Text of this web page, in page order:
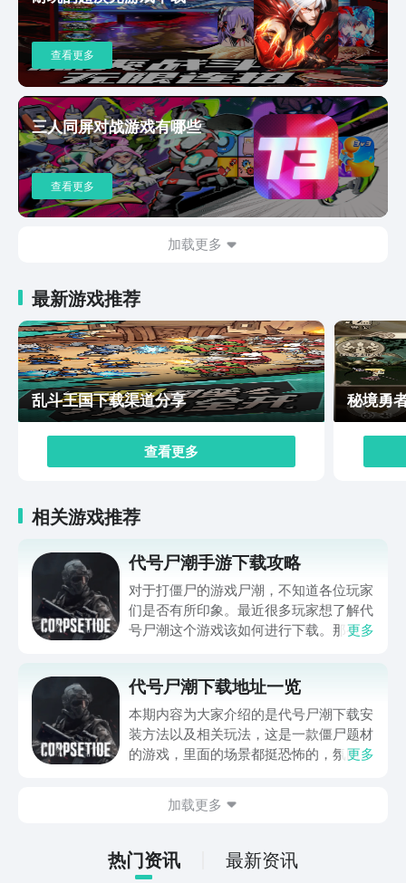
家们需要充分利用好各类的元素才能生存下去。游戏内的
枪械是很多的，玩家们可以根据各种枪械的枪线，手感，
准确度来进行评测，之后选择3样最适合自己的武器，一
把主武器，一把副武器和一件近战装备。上面这些便是关
于这款游戏的下载和游戏的简单介绍。目前这款游戏测预
约是有着相当不错的奖励的，玩家们在预约成功之后看到
预约的奖励信息，在游戏正式公测开始便可以进入到游戏
内领取奖励了。
查看更多
三人同屏对战游戏有哪些
查看更多
加载更多
最新游戏推荐
乱斗王国下载渠道分享
查看更多
秘境勇
相关游戏推荐
代号尸潮手游下载攻略
对于打僵尸的游戏尸潮，不知道各位玩家
们是否有所印象。最近很多玩家想了解代
号尸潮这个游戏该如何进行下载。那么今
载址地址，为各位玩家朋友们尽早的体验
这款游戏带来一些帮助。
更多
代号尸潮下载地址一览
本期内容为大家介绍的是代号尸潮下载安
装方法以及相关玩法，这是一款僵尸题材
的游戏，里面的场景都挺恐怖的，氛围营
刺激，所以很多玩家就想问代号尸潮下载
玩家，就跟着小编接着往下看看这款游戏
的相关内容吧。
更多
加载更多
热门资讯 最新资讯